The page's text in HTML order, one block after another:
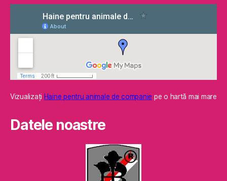
Vizualizaţi Haine pentru animale de companie pe o hartă mai mare
Datele noastre